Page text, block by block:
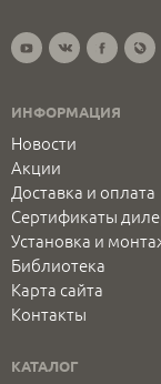
ИНФОРМАЦИЯ
Новости
Акции
Доставка и оплата
Сертификаты
Установка и
Библиотека
Карта сайта
Контакты
КАТАЛОГ